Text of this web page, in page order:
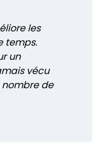
les
temps.
un
vécu
de